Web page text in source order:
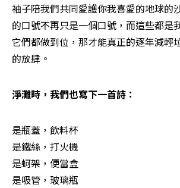
袖子陪我們共同愛護你我喜愛的地球的
的口號不再只是一個口號，而這些都是
它們都做到位，那才能真正的逐年減輕
的放肆。
淨灘時，我們也寫下一首詩：
是瓶蓋，飲料杯
是鐵絲，打火機
是蚵架，便當盒
是吸管，玻璃瓶